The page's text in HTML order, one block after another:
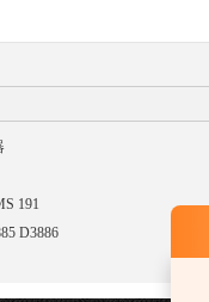
191
D3886